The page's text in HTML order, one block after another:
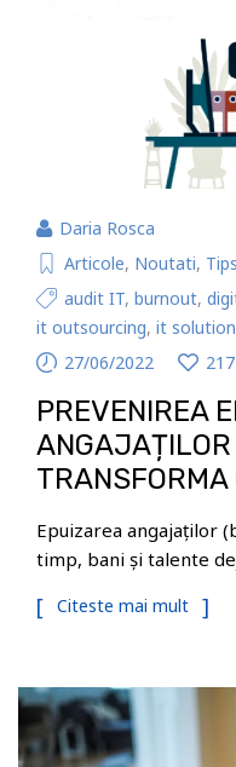
Daria Rosca
Articole, Noutati,
audit IT, burnout,
it outsourcing, it
27/06/2022
217
PREVENIREA
ANGAJAȚILOR
Epuizarea angajaților
timp, bani și talente
Citeste mai mult